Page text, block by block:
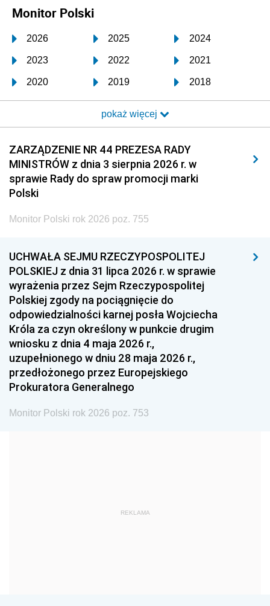
Monitor Polski
2026 2025 2024
2023 2022 2021
2020 2019 2018
2017 2016 2015
2014 2013 2012
2011 2010 2009
2008 2007 2006
2005
1996 1995 1994
1993 1992 1991
1990 1989
1987 1986 1985
1984 1983
1981 1980 1979
1978 1977
1975 1974
1959
pokaż więcej
ZARZĄDZENIE NR 44 PREZESA RADY
MINISTRÓW z dnia 3 sierpnia 2026 r. w
sprawie Rady do spraw promocji marki
Polski
Monitor Polski rok 2026 poz. 755
UCHWAŁA SEJMU RZECZYPOSPOLITEJ
POLSKIEJ z dnia 31 lipca 2026 r. w sprawie
wyrażenia przez Sejm Rzeczypospolitej
Polskiej zgody na pociągnięcie do
odpowiedzialności karnej posła Wojciecha
Króla za czyn określony w punkcie drugim
wniosku z dnia 4 maja 2026 r.,
uzupełnionego w dniu 28 maja 2026 r.,
przedłożonego przez Europejskiego
Prokuratora Generalnego
Monitor Polski rok 2026 poz. 753
REKLAMA